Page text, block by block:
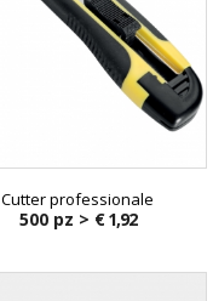
Cutter professionale
500 pz > € 1,92